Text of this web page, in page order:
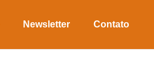
Newsletter Contato